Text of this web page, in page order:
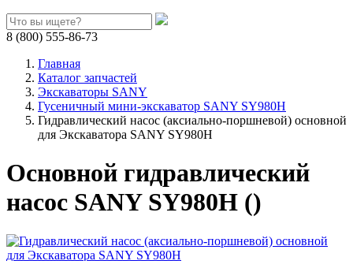
8 (800) 555-86-73
Главная
Каталог запчастей
Экскаваторы SANY
Гусеничный мини-экскаватор SANY SY980H
Гидравлический насос (аксиально-поршневой) основной
для Экскаватора SANY SY980H
Основной гидравлический
насос SANY SY980H ()